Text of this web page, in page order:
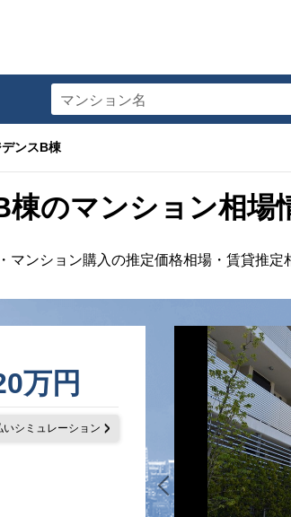
マンション名
ンスB棟
のマンション相場
ンション購入の推定価格相場・賃貸推定
万円
いシミュレーション